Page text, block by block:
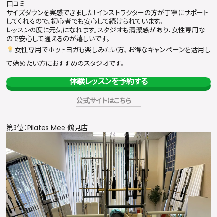
口コミ
サイズダウンを実感できました！インストラクターの方が丁寧にサポート
してくれるので、初心者でも安心して続けられています。
レッスンの度に元気になれます。スタジオも清潔感があり、女性専用な
ので安心して通えるのが嬉しいです。
女性専用でホットヨガも楽しみたい方、お得なキャンペーンを活用し
て始めたい方におすすめのスタジオです。
体験レッスンを予約する
公式サイトはこちら
第3位：Pilates Mee 鶴見店